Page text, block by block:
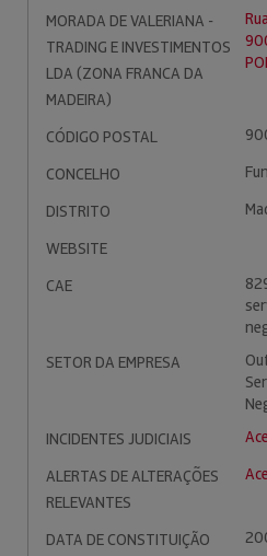
MORADA DE VALERIANA -
TRADING E INVESTIMENTOS
LDA (ZONA FRANCA DA
MADEIRA)
CÓDIGO POSTAL
CONCELHO
DISTRITO
WEBSITE
CAE
SETOR DA EMPRESA
INCIDENTES JUDICIAIS
ALERTAS DE ALTERAÇÕES
RELEVANTES
DATA DE CONSTITUIÇÃO